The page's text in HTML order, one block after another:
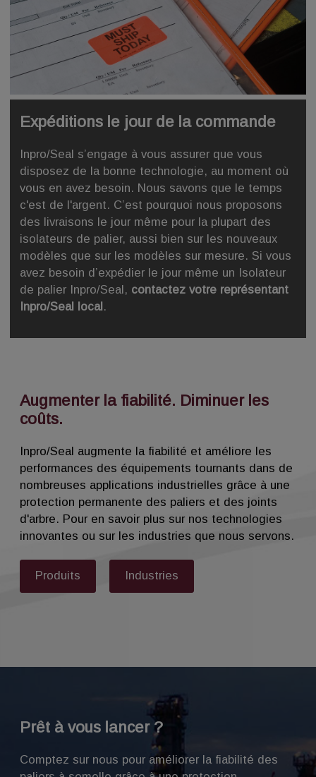
Expéditions le jour de la commande
Inpro/Seal s’engage à vous assurer que vous
disposez de la bonne technologie, au moment où
vous en avez besoin. Nous savons que le temps
c'est de l'argent. C’est pourquoi nous proposons
des livraisons le jour même pour la plupart des
isolateurs de palier, aussi bien sur les nouveaux
modèles que sur les modèles sur mesure. Si vous
avez besoin d’expédier le jour même un Isolateur
de palier Inpro/Seal, contactez votre représentant
Inpro/Seal local .
Augmenter la fiabilité. Diminuer les
coûts.
Inpro/Seal augmente la fiabilité et améliore les
performances des équipements tournants dans de
nombreuses applications industrielles grâce à une
protection permanente des paliers et des joints
d'arbre. Pour en savoir plus sur nos technologies
innovantes ou sur les industries que nous servons.
Produits Industries
Prêt à vous lancer ?
Comptez sur nous pour améliorer la fiabilité des